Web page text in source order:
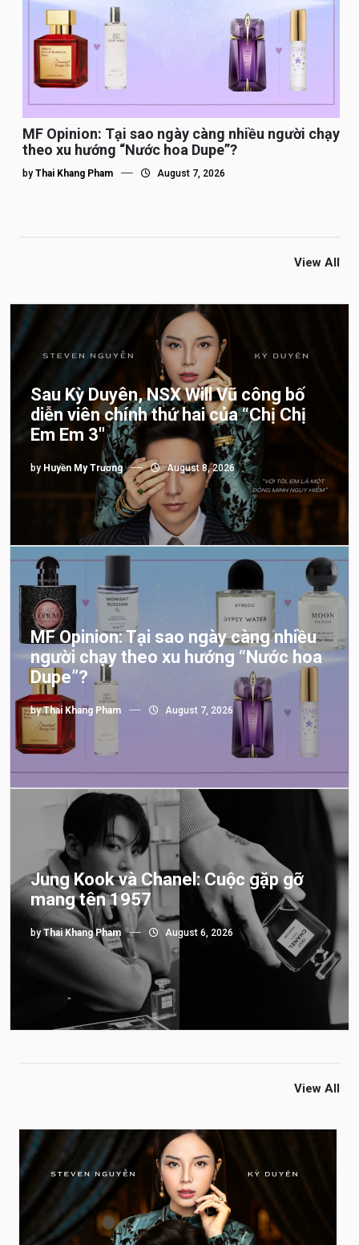
MF Opinion: Tại sao ngày càng nhiều người chạy
theo xu hướng “Nước hoa Dupe”?
by Thai Khang Pham August 7, 2026
View All
Sau Kỳ Duyên, NSX Will Vũ công bố
diễn viên chính thứ hai của “Chị Chị
Em Em 3″
by Huyền My Trương August 8, 2026
MF Opinion: Tại sao ngày càng nhiều
người chạy theo xu hướng “Nước hoa
Dupe”?
byThai Khang Pham August 7, 2026
Jung Kook và Chanel: Cuộc gặp gỡ
mang tên 1957
byThai Khang Pham August 6, 2026
View All